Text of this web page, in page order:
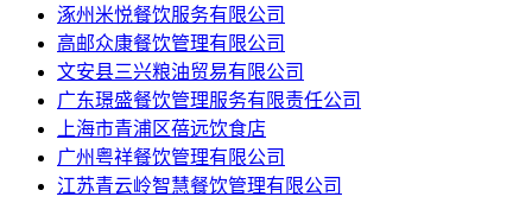
涿州米悦餐饮服务有限公司
高邮众康餐饮管理有限公司
文安县三兴粮油贸易有限公司
广东璟盛餐饮管理服务有限责任公司
上海市青浦区蓓远饮食店
广州粤祥餐饮管理有限公司
江苏青云岭智慧餐饮管理有限公司